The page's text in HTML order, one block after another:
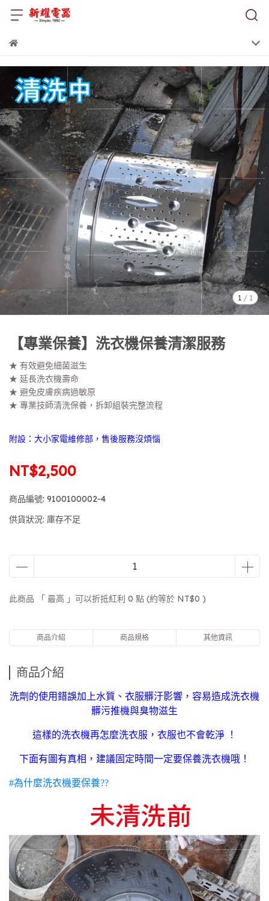
1 / 1
【專業保養】洗衣機保養清潔服務
★ 有效避免細菌滋生
★ 延長洗衣機壽命
★ 避免皮膚疾病過敏原
★ 專業技師清洗保養，拆卸組裝完整流程
附設：大小家電維修部，售後服務沒煩惱
NT$2,500
商品編號: 9100100002-4
供貨狀況: 庫存不足
此商品 「 最高 」可以折抵紅利 0 點 (約等於 NT$0 )
商品介紹 商品規格 其他資訊
商品介紹
洗劑的使用錯誤加上水質、衣服髒汙影響，容易造成洗衣機
髒污推機與臭物滋生
這樣的洗衣機再怎麼洗衣服，衣服也不會乾淨 ！
下面有圖有真相，建議固定時間一定要保養洗衣機哦！
#為什麼洗衣機要保養??